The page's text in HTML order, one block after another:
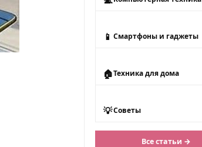
📱 Смартфоны и гаджеты
🏠Техника для дома
💡Советы
Все статьи →